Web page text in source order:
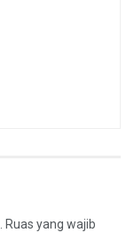
Ruas yang wajib